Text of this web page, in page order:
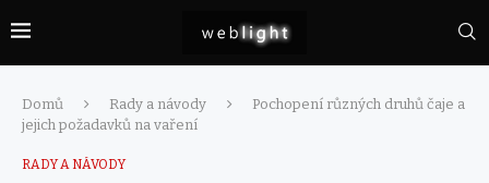
Domů Rady a návody
Pochopení různých druhů čaje a
jejich požadavků na vaření
RADY A NÁVODY